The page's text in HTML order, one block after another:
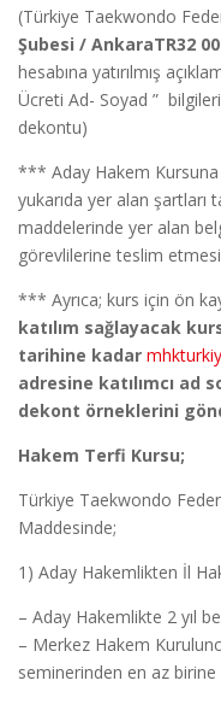
(Türkiye Taekwondo
Şubesi / AnkaraTR32
hesabına yatırılmış
Ücreti Ad- Soyad ”
dekontu)
*** Aday Hakem Kursuna
yukarıda yer alan şartları
maddelerinde yer alan
görevlilerine teslim
*** Ayrıca; kurs için ön
katılım sağlayacak
tarihine kadar
adresine katılımcı ad
dekont örneklerini
Hakem Terfi Kursu;
Türkiye Taekwondo
Maddesinde;
1) Aday Hakemlikten İl
– Aday Hakemlikte 2 yıl
– Merkez Hakem
seminerinden en az birine